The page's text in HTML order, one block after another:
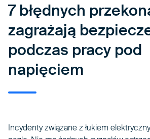
7 błędnych
zagrażają
podczas pracy pod
napięciem
Incydenty związane z łukiem